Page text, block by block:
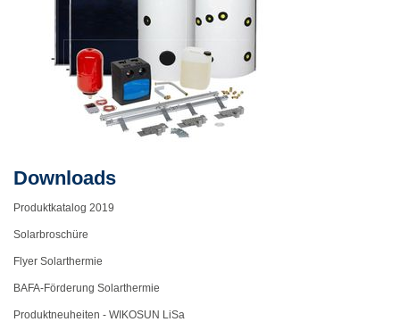
Downloads
Produktkatalog 2019
Solarbroschüre
Flyer Solarthermie
BAFA-Förderung Solarthermie
Produktneuheiten - WIKOSUN LiSa